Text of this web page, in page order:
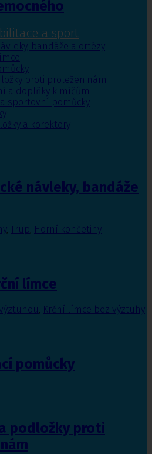
a sport
bandáže a ortézy
proti proleženinám
a doplňky k míčům
sportovní pomůcky
a korektory
návleky, bandáže
, Trup, Horní končetiny
límce
Krční límce bez výztuhy
pomůcky
podložky proti